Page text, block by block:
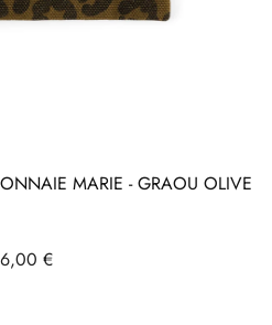
MARIE - GRAOU OLIVE
€